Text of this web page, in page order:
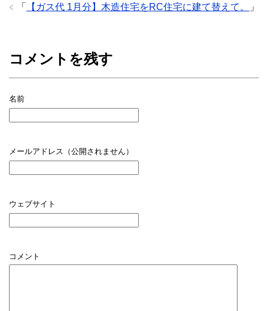
「 【ガス代 1月分】木造住宅をRC住宅に建て替えて。 」
コメントを残す
名前
メールアドレス（公開されません）
ウェブサイト
コメント